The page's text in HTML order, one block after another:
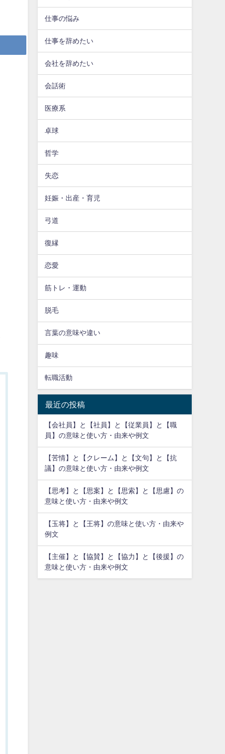
仕事の悩み
仕事を辞めたい
会社を辞めたい
会話術
医療系
卓球
哲学
失恋
妊娠・出産・育児
弓道
復縁
恋愛
筋トレ・運動
脱毛
言葉の意味や違い
趣味
転職活動
最近の投稿
【会社員】と【社員】と【従業員】と【職
員】の意味と使い方・由来や例文
【苦情】と【クレーム】と【文句】と【抗
議】の意味と使い方・由来や例文
【思考】と【思案】と【思索】と【思慮】の
意味と使い方・由来や例文
【玉将】と【王将】の意味と使い方・由来や
例文
【主催】と【協賛】と【協力】と【後援】の
意味と使い方・由来や例文